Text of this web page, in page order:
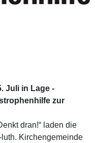
Juli in Lage -
zur
dran!“ laden die
Kirchengemeinde